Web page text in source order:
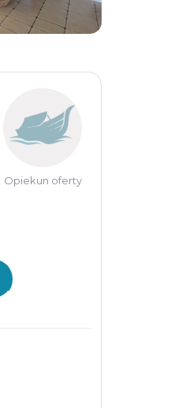
Opiekun oferty